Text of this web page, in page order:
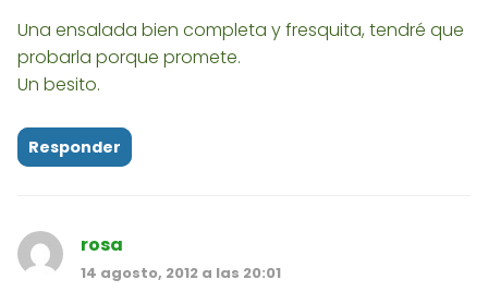
Una ensalada bien completa y fresquita, tendré que
probarla porque promete.
Un besito.
Responder
rosa
14 agosto, 2012 a las 20:01